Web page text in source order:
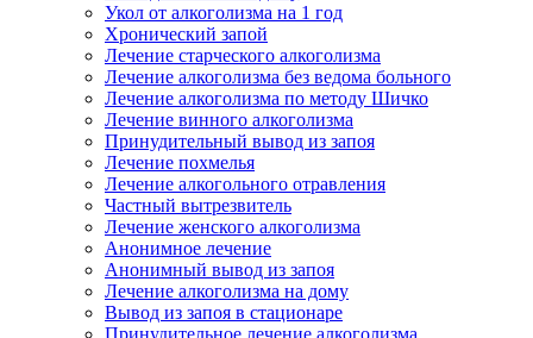
Укол от алкоголизма на 1 год
Хронический запой
Лечение старческого алкоголизма
Лечение алкоголизма без ведома больного
Лечение алкоголизма по методу Шичко
Лечение винного алкоголизма
Принудительный вывод из запоя
Лечение похмелья
Лечение алкогольного отравления
Частный вытрезвитель
Лечение женского алкоголизма
Анонимное лечение
Анонимный вывод из запоя
Лечение алкоголизма на дому
Вывод из запоя в стационаре
Принудительное лечение алкоголизма